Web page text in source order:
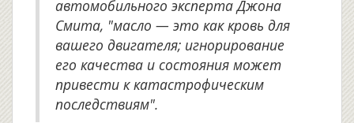
автомобильного эксперта Джона
Смита, "масло — это как кровь для
вашего двигателя; игнорирование
его качества и состояния может
привести к катастрофическим
последствиям".